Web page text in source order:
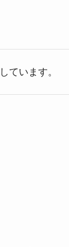
ています。